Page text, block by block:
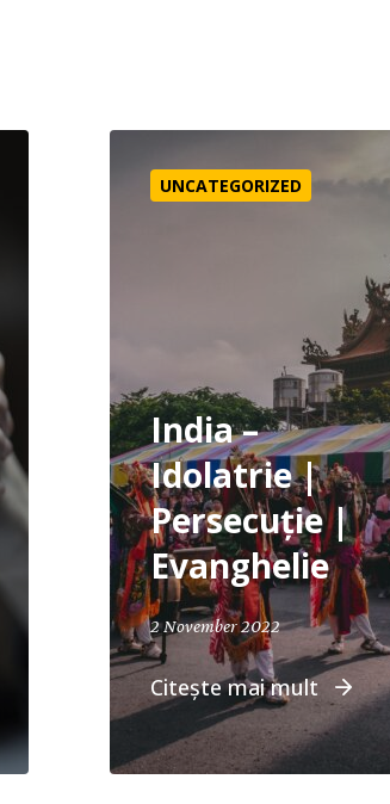
India –
Idolatrie |
Persecuție |
Evanghelie
UNCATEGORIZED
2 November 2022
Citește mai mult